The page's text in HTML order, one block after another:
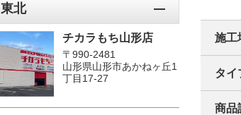
施工
タイ
商品
東北
チカラもち山形店
〒990-2481
山形県山形市あかねヶ丘1
丁目17-27